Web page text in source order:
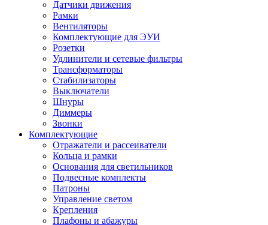
Датчики движения
Рамки
Вентиляторы
Комплектующие для ЭУИ
Розетки
Удлинители и сетевые фильтры
Трансформаторы
Стабилизаторы
Выключатели
Шнуры
Диммеры
Звонки
Комплектующие
Отражатели и рассеиватели
Кольца и рамки
Основания для светильников
Подвесные комплекты
Патроны
Управление светом
Крепления
Плафоны и абажуры